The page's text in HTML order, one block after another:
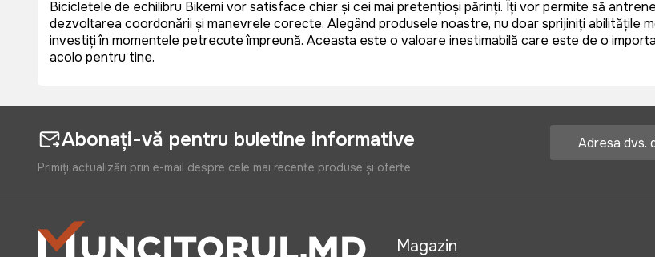
Bicicletele de echilibru Bikemi vor satisface chiar și cei mai pretențioși părinți. Îți vor permite să
dezvoltarea coordonării și manevrele corecte. Alegând produsele noastre, nu doar sprijiniți abilitățile
investiți în momentele petrecute împreună. Aceasta este o valoare inestimabilă care este de o
acolo pentru tine.
Abonați-vă pentru buletine informative
Primiți actualizări prin e-mail despre cele mai recente produse și oferte
Magazin